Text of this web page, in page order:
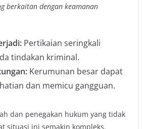
berkaitan dengan keamanan
Pertikaian seringkali
tindakan kriminal.
Kerumunan besar dapat
dan memicu gangguan.
dan penegakan hukum yang tidak
situasi ini semakin kompleks.